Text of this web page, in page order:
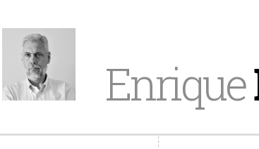
Enrique